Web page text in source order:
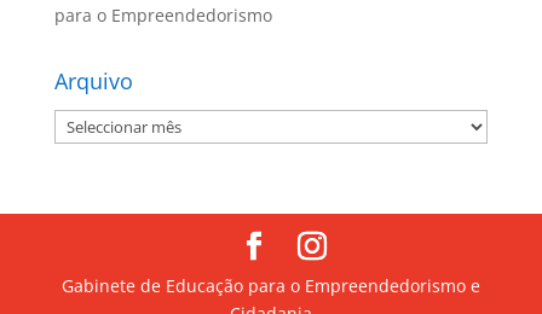
para o Empreendedorismo
Arquivo
Arquivo
Gabinete de Educação para o Empreendedorismo e